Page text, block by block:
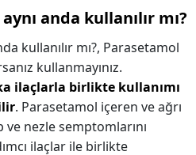
anda kullanılır mı?
kullanılır mı?, Parasetamol
kullanmayınız.
ilaçlarla birlikte kullanımı
. Parasetamol içeren ve ağrı
nezle semptomlarını
ilaçlar ile birlikte